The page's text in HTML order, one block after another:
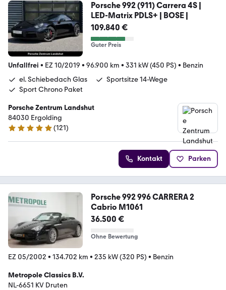
Porsche 992 (911) Carrera 4S |
LED-Matrix PDLS+ | BOSE |
109.840 €
Guter Preis
Unfallfrei • EZ 10/2019 • 96.900 km • 331 kW (450 PS) • Benzin
el. Schiebedach Glas
Sportsitze 14-Wege
Sport Chrono Paket
Porsche Zentrum Landshut
84030 Ergolding
5 Sterne
(121)
Kontakt Parken
Porsche 992 996 CARRERA 2
Cabrio M1061
36.500 €
Ohne Bewertung
EZ 05/2002 • 134.702 km • 235 kW (320 PS) • Benzin
Metropole Classics B.V.
NL-6651 KV Druten